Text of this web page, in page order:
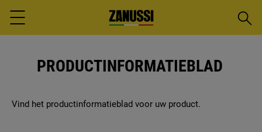
Menu
PRODUCTINFORMATIEBLAD
Vind het productinformatieblad voor uw product.